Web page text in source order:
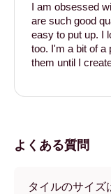
I am obsessed
are such good
easy to put up. I
too. I'm a bit of a
them until I
よくある質問
タイルのサイズ